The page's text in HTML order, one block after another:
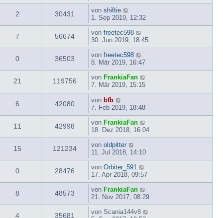
2 30431 von shiftie
1. Sep 2019, 12:32
7 56674 von freetec598
30. Jun 2019, 18:45
0 36503 von freetec598
8. Mär 2019, 16:47
21 119756 von FrankiaFan
7. Mär 2019, 15:15
6 42080 von bfb
7. Feb 2019, 18:48
11 42998 von FrankiaFan
18. Dez 2018, 16:04
15 121234 von oldpitter
11. Jul 2018, 14:10
0 28476 von Orbiter_591
17. Apr 2018, 09:57
8 48573 von FrankiaFan
21. Nov 2017, 08:29
4 35681 von Scania144v8